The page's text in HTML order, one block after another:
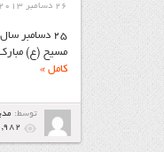
26 دسامبر 2013
25 دسامبر
مسیح (ع)
کامل »
توسط: